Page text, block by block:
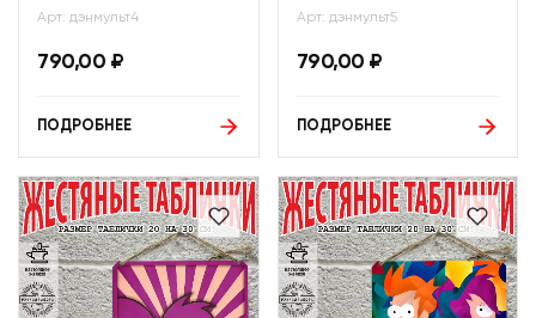
Арт: дэнмульт4
790,00 ₽
ПОДРОБНЕЕ
Арт: дэнмульт5
790,00 ₽
ПОДРОБНЕЕ